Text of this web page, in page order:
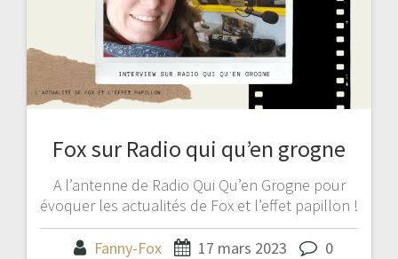
Fox sur Radio qui qu’en grogne
A l’antenne de Radio Qui Qu’en Grogne pour
évoquer les actualités de Fox et l’effet papillon !
Fanny-Fox 17 mars 2023 0